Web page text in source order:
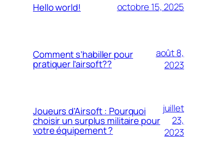
Hello world! octobre 15, 2025
Comment s’habiller pour
pratiquer l’airsoft??
août 8,
2023
Joueurs d’Airsoft : Pourquoi
choisir un surplus militaire pour
votre équipement ?
juillet
23,
2023